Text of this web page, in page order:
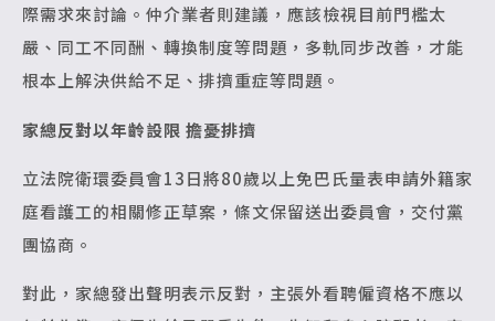
際需求來討論。仲介業者則建議，應該檢視目前門檻太
嚴、同工不同酬、轉換制度等問題，多軌同步改善，才能
根本上解決供給不足、排擠重症等問題。
家總反對以年齡設限 擔憂排擠
立法院衛環委員會13日將80歲以上免巴氏量表申請外籍家
庭看護工的相關修正草案，條文保留送出委員會，交付黨
團協商。
對此，家總發出聲明表示反對，主張外看聘僱資格不應以